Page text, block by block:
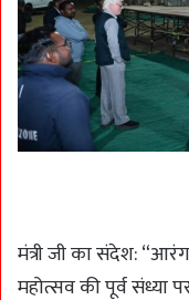
मंत्री जी का संदेश:
महोत्सव की पूर्व संध्या